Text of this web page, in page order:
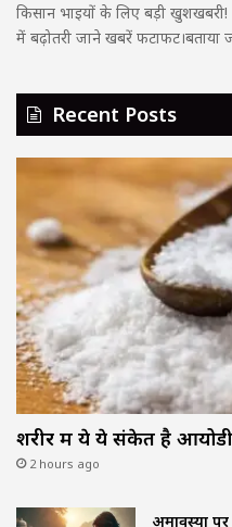
किसान भाइयों के लिए बड़ी
में बढ़ोतरी जाने खबरें फटाफट।बताया
Recent Posts
शरीर में ये ये संकेत है
2 hours ago
अमावस्या